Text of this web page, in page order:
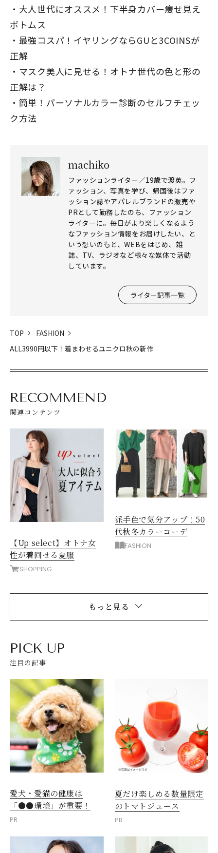
大人世代にオススメ！下半身カバー痩せ見え
ボトムス
最強コスパ！イヤリングならGUと3COINSが
正解
マスク美人に見せる！オトナ世代の色と形の
正解は？
簡単！パーソナルカラー診断のセルフチェッ
ク方法
machiko
ファッションライター／19歳で渡英。フ
ァッション、写真を学び、帰国後はファ
ッション誌やアパレルブランドの販売や
PRとして勤務したのち、ファッション
ライターに。毎日がより楽しくなるよう
なファッション情報をお届けしたい、と
いう想いのもと、WEBをはじめ、雑
誌、TV、ラジオなど様々な媒体で活動
しています。
ライター記事一覧
TOP
FASHION
ALL3990円以下！着まわせるユニクロ秋の新作
RECOMMEND
関連コンテンツ
【Up select】オトナ女
性が着回せる夏服
SHOPPING
派手色で気分アップ！50
代秋冬カラーコーデ
FASHION
もっと見る
PICK UP
注目の記事
愛犬・愛猫の健康は
「●●環境」が重要！
PR
夏だけ楽しめる数量限定
のトマトジュース
PR